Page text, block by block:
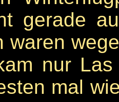
gerade
waren
nur
mal